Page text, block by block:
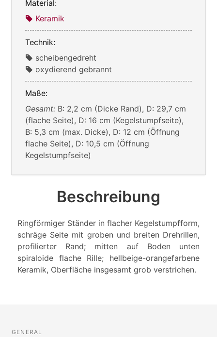
Material:
Keramik
Technik:
scheibengedreht
oxydierend gebrannt
Maße:
Gesamt: B: 2,2 cm (Dicke Rand), D: 29,7 cm
(flache Seite), D: 16 cm (Kegelstumpfseite),
B: 5,3 cm (max. Dicke), D: 12 cm (Öffnung
flache Seite), D: 10,5 cm (Öffnung
Kegelstumpfseite)
Beschreibung
Ringförmiger Ständer in flacher Kegelstumpfform,
schräge Seite mit groben und breiten Drehrillen,
profilierter Rand; mitten auf Boden unten
spiraloide flache Rille; hellbeige-orangefarbene
Keramik, Oberfläche insgesamt grob verstrichen.
GENERAL